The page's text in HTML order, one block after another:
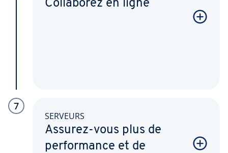
Collaborez en ligne
7
SERVEURS
Assurez-vous plus de
performance et de